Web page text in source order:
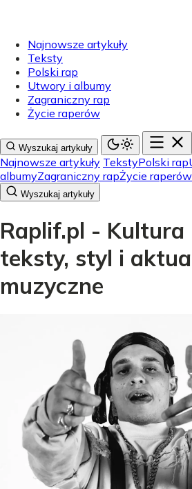
Najnowsze artykuły
Teksty
Polski rap
Utwory i albumy
Zagraniczny rap
Życie raperów
Wyszukaj artykuły
Najnowsze artykuły TekstyPolski rap
albumyZagraniczny rapŻycie raperów
Wyszukaj artykuły
Raplif.pl - Kultura
teksty, styl i
muzyczne